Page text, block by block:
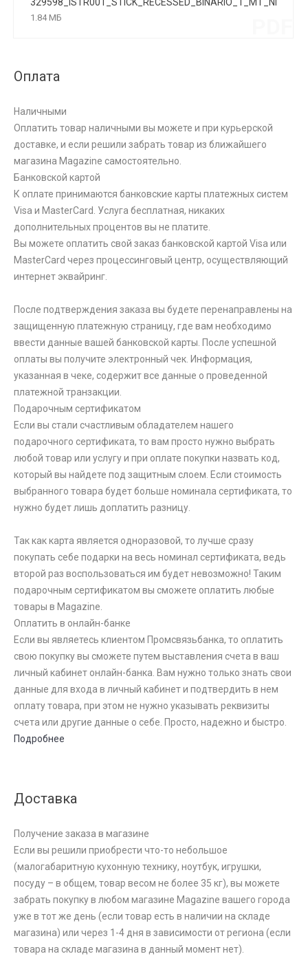
1.84 МБ
Оплата
Наличными
Оплатить товар наличными вы можете и при курьерской
доставке, и если решили забрать товар из ближайшего
магазина Magazine самоcтоятельно.
Банковской картой
К оплате принимаются банковские карты платежных систем
Visa и MasterCard. Услуга бесплатная, никаких
дополнительных процентов вы не платите.
Вы можете оплатить свой заказ банковской картой Visa или
MasterCard через процессинговый центр, осуществляющий
интернет эквайринг.
После подтверждения заказа вы будете перенаправлены на
защищенную платежную страницу, где вам необходимо
ввести данные вашей банковской карты. После успешной
оплаты вы получите электронный чек. Информация,
указанная в чеке, содержит все данные о проведенной
платежной транзакции.
Подарочным сертификатом
Если вы стали счастливым обладателем нашего
подарочного сертификата, то вам просто нужно выбрать
любой товар или услугу и при оплате покупки назвать код,
который вы найдете под защитным слоем. Если стоимость
выбранного товара будет больше номинала сертификата, то
нужно будет лишь доплатить разницу.
Так как карта является одноразовой, то лучше сразу
покупать себе подарки на весь номинал сертификата, ведь
второй раз воспользоваться им будет невозможно! Таким
подарочным сертификатом вы сможете оплатить любые
товары в Magazine.
Оплатить в онлайн-банке
Если вы являетесь клиентом Промсвязьбанка, то оплатить
свою покупку вы сможете путем выставления счета в ваш
личный кабинет онлайн-банка. Вам нужно только знать свои
данные для входа в личный кабинет и подтвердить в нем
оплату товара, при этом не нужно указывать реквизиты
счета или другие данные о себе. Просто, надежно и быстро.
Подробнее
Доставка
Получение заказа в магазине
Если вы решили приобрести что-то небольшое
(малогабаритную кухонную технику, ноутбук, игрушки,
посуду – в общем, товар весом не более 35 кг), вы можете
забрать покупку в любом магазине Magazine вашего города
уже в тот же день (если товар есть в наличии на складе
магазина) или через 1-4 дня в зависимости от региона (если
товара на складе магазина в данный момент нет).